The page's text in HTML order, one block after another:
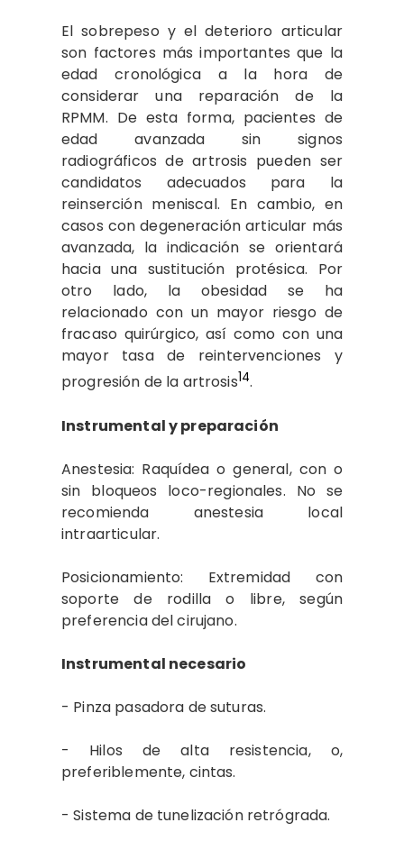
El sobrepeso y el deterioro articular
son factores más importantes que la
edad cronológica a la hora de
considerar una reparación de la
RPMM. De esta forma, pacientes de
edad avanzada sin signos
radiográficos de artrosis pueden ser
candidatos adecuados para la
reinserción meniscal. En cambio, en
casos con degeneración articular más
avanzada, la indicación se orientará
hacia una sustitución protésica. Por
otro lado, la obesidad se ha
relacionado con un mayor riesgo de
fracaso quirúrgico, así como con una
mayor tasa de reintervenciones y
progresión de la artrosis14.
Instrumental y preparación
Anestesia: Raquídea o general, con o
sin bloqueos loco-regionales. No se
recomienda anestesia local
intraarticular.
Posicionamiento: Extremidad con
soporte de rodilla o libre, según
preferencia del cirujano.
Instrumental necesario
- Pinza pasadora de suturas.
- Hilos de alta resistencia, o,
preferiblemente, cintas.
- Sistema de tunelización retrógrada.